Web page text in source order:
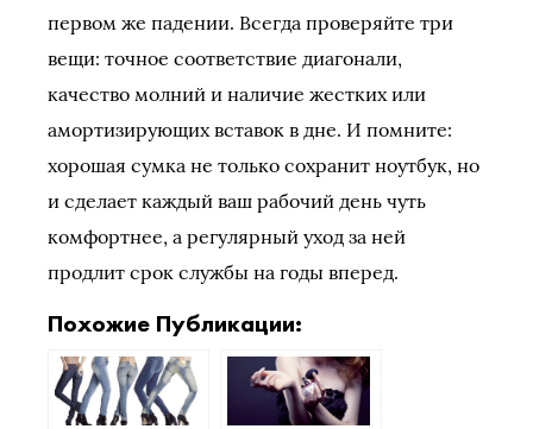
первом же падении. Всегда проверяйте три
вещи: точное соответствие диагонали,
качество молний и наличие жестких или
амортизирующих вставок в дне. И помните:
хорошая сумка не только сохранит ноутбук, но
и сделает каждый ваш рабочий день чуть
комфортнее, а регулярный уход за ней
продлит срок службы на годы вперед.
Похожие Публикации: